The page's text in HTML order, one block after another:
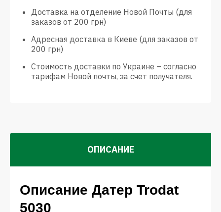
Доставка на отделение Новой Почты (для
заказов от 200 грн)
Адресная доставка в Киеве (для заказов от
200 грн)
Стоимость доставки по Украине – согласно
тарифам Новой почты, за счет получателя.
ОПИСАНИЕ
Описание Датер Trodat
5030